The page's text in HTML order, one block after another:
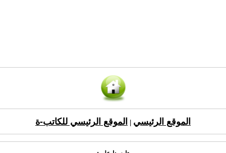
الموقع الرئيسي الموقع الرئيسي للكاتب-ة